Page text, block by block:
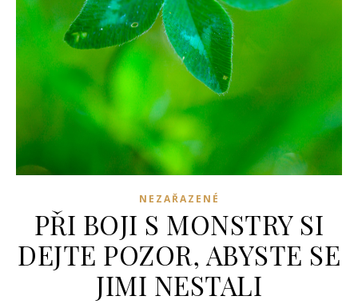
NEZAŘAZENÉ
PŘI BOJI S MONSTRY SI
DEJTE POZOR, ABYSTE SE
JIMI NESTALI